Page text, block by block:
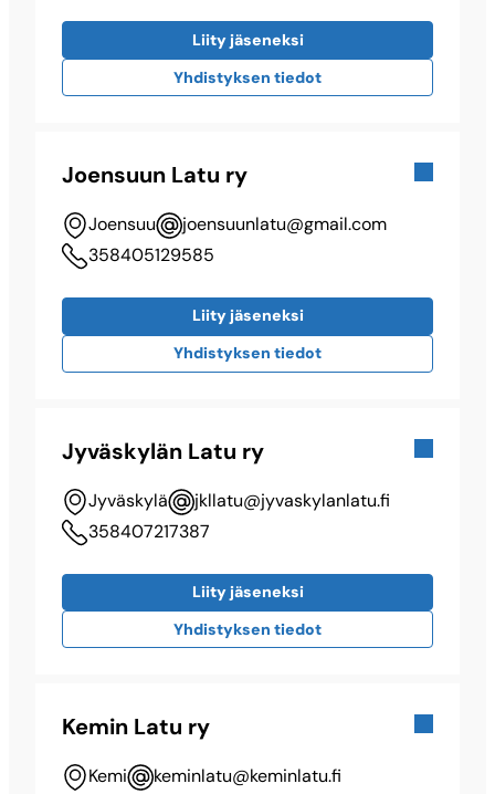
Liity jäseneksi
Yhdistyksen tiedot
Joensuun Latu ry
Joensuu
joensuunlatu@​gmail.com
358405129585
Liity jäseneksi
Yhdistyksen tiedot
Jyväskylän Latu ry
Jyväskylä
jkllatu@​jyvaskylanlatu.fi
358407217387
Liity jäseneksi
Yhdistyksen tiedot
Kemin Latu ry
Kemi
keminlatu@​keminlatu.fi